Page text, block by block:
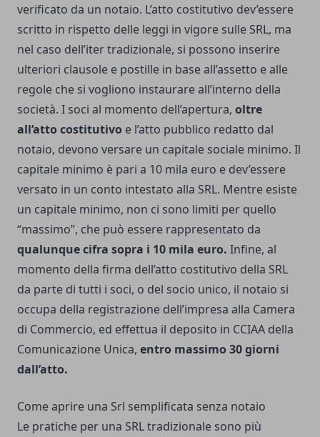
verificato da un notaio. L’atto costitutivo dev’essere
scritto in rispetto delle leggi in vigore sulle SRL, ma
nel caso dell’iter tradizionale, si possono inserire
ulteriori clausole e postille in base all’assetto e alle
regole che si vogliono instaurare all’interno della
società. I soci al momento dell’apertura, oltre
all’atto costitutivo e l’atto pubblico redatto dal
notaio, devono versare un capitale sociale minimo. Il
capitale minimo è pari a 10 mila euro e dev’essere
versato in un conto intestato alla SRL. Mentre esiste
un capitale minimo, non ci sono limiti per quello
“massimo”, che può essere rappresentato da
qualunque cifra sopra i 10 mila euro. Infine, al
momento della firma dell’atto costitutivo della SRL
da parte di tutti i soci, o del socio unico, il notaio si
occupa della registrazione dell’impresa alla Camera
di Commercio, ed effettua il deposito in CCIAA della
Comunicazione Unica, entro massimo 30 giorni
dall’atto.
Come aprire una Srl semplificata senza notaio
Le pratiche per una SRL tradizionale sono più